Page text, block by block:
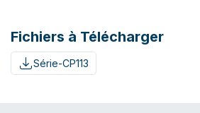
Fichiers à Télécharger
Série-CP113